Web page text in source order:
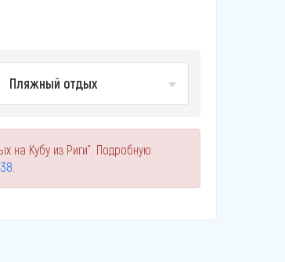
Пляжный отдых
на Кубу из Риги". Подробную